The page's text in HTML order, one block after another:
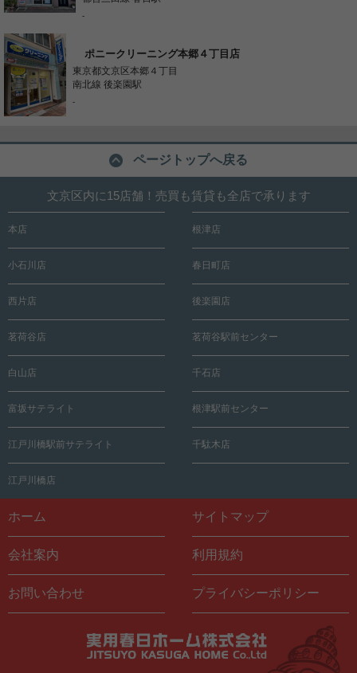
-
ポニークリーニング本郷４丁目店
東京都文京区本郷４丁目
南北線 後楽園駅
-
ページトップへ戻る
文京区内に15店舗！売買も賃貸も全店で承ります
本店 根津店
小石川店 春日町店
西片店 後楽園店
茗荷谷店 茗荷谷駅前センター
白山店 千石店
富坂サテライト 根津駅前センター
江戸川橋駅前サテライト 千駄木店
江戸川橋店
ホーム サイトマップ
会社案内 利用規約
お問い合わせ プライバシーポリシー